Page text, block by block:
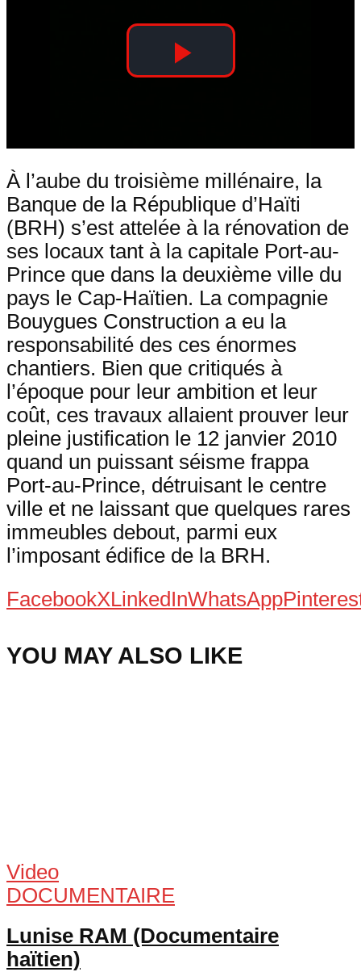
Play
À l’aube du troisième millénaire, la
Banque de la République d’Haïti
(BRH) s’est attelée à la rénovation de
ses locaux tant à la capitale Port-au-
Prince que dans la deuxième ville du
pays le Cap-Haïtien. La compagnie
Bouygues Construction a eu la
responsabilité des ces énormes
chantiers. Bien que critiqués à
l’époque pour leur ambition et leur
coût, ces travaux allaient prouver leur
pleine justification le 12 janvier 2010
quand un puissant séisme frappa
Port-au-Prince, détruisant le centre
ville et ne laissant que quelques rares
immeubles debout, parmi eux
l’imposant édifice de la BRH.
FacebookXLinkedInWhatsApp
YOU MAY ALSO LIKE
Video
DOCUMENTAIRE
Lunise RAM (Documentaire
haïtien)